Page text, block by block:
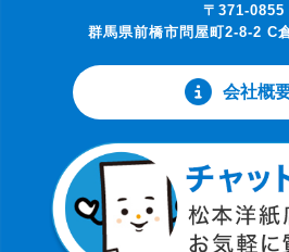
〒371-0855
群馬県前橋市問屋町2-8-2 C
会社概